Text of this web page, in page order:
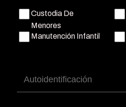
Custodia De
Menores
Manutención Infantil
Autoidentificación